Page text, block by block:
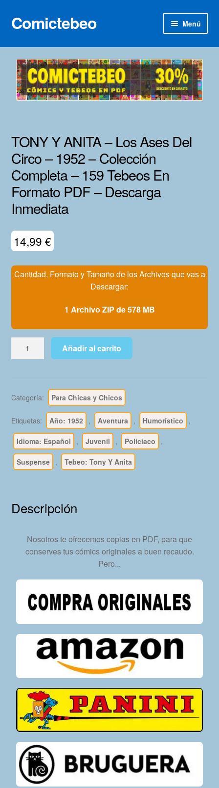
Ir
a
Ir
al
Comictebeo Menú
Inicio
Categorías
Franco-Belga
Lotes 100
Adultos
Porno 3D
Mi Cuenta
TONY Y ANITA – Los Ases Del
Circo – 1952 – Colección
Completa – 159 Tebeos En
Formato PDF – Descarga
Inmediata
14,99 €
Cantidad, Formato y Tamaño de los Archivos que vas a
Descargar:
1 Archivo ZIP de 578 MB
Ases
Del
Circo
1952
-
159
Formato
Inmediata
cantidad
Añadir al carrito
Categoría: Para Chicas y Chicos
Etiquetas: Año: 1952 , Aventura , Humorístico ,
Idioma: Español , Juvenil , Policíaco ,
Suspense , Tebeo: Tony Y Anita
Descripción
Nosotros te ofrecemos copias en PDF, para que
conserves tus cómics originales a buen recaudo.
Pero...